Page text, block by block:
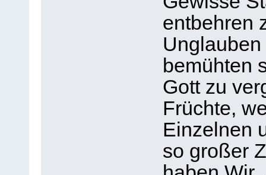
entbehren
bemühten
Gott zu
Früchte,
Einzelnen
so großer